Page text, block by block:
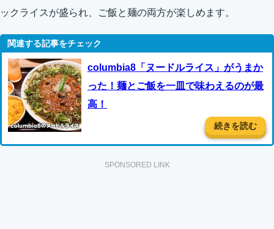
ックライスが盛られ、ご飯と麺の両方が楽しめます。
columbia8「ヌードルライス」がうまか
った！麺とご飯を一皿で味わえるのが最
高！
続きを読む
SPONSORED LINK